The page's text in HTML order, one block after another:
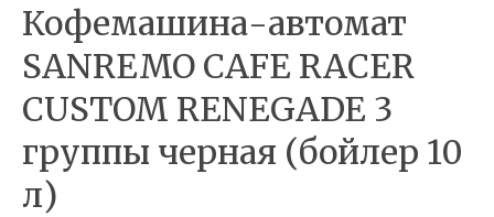
Кофемашина-автомат
SANREMO CAFE RACER
CUSTOM RENEGADE 3
группы черная (бойлер 10
л)